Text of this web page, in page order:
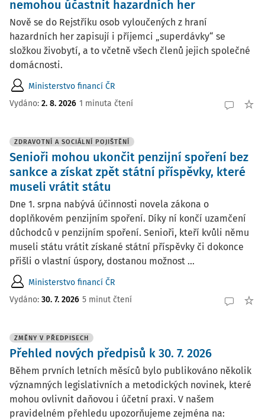
nemohou účastnit hazardních her
Nově se do Rejstříku osob vyloučených z hraní
hazardních her zapisují i příjemci „superdávky“ se
složkou živobytí, a to včetně všech členů jejich společné
domácnosti.
Ministerstvo financí ČR
Vydáno: 2. 8. 2026 1 minuta čtení
ZDRAVOTNÍ A SOCIÁLNÍ POJIŠTĚNÍ
Senioři mohou ukončit penzijní spoření bez
sankce a získat zpět státní příspěvky, které
museli vrátit státu
Dne 1. srpna nabývá účinnosti novela zákona o
doplňkovém penzijním spoření. Díky ní končí uzamčení
důchodců v penzijním spoření. Senioři, kteří kvůli němu
museli státu vrátit získané státní příspěvky či dokonce
přišli o vlastní úspory, dostanou možnost ...
Ministerstvo financí ČR
Vydáno: 30. 7. 2026 5 minut čtení
ZMĚNY V PŘEDPISECH
Přehled nových předpisů k 30. 7. 2026
Během prvních letních měsíců bylo publikováno několik
významných legislativních a metodických novinek, které
mohou ovlivnit daňovou i účetní praxi. V našem
pravidelném přehledu upozorňujeme zejména na: